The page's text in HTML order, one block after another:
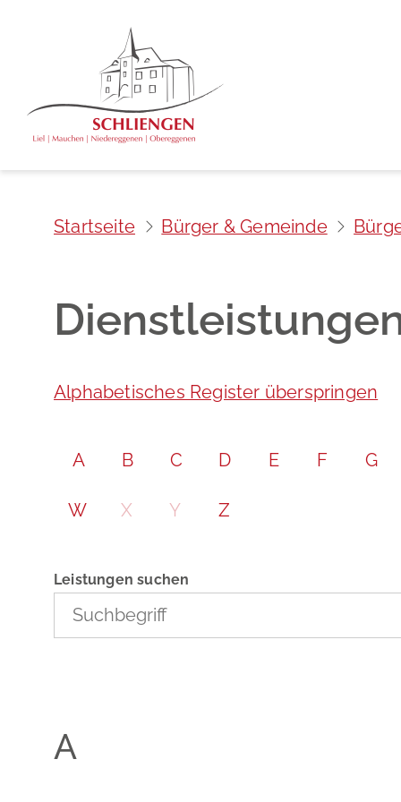
Startseite Bürger & Gemeinde
Alphabetisches Register überspringen
A B C D E F G
W X Y Z
Leistungen suchen
A